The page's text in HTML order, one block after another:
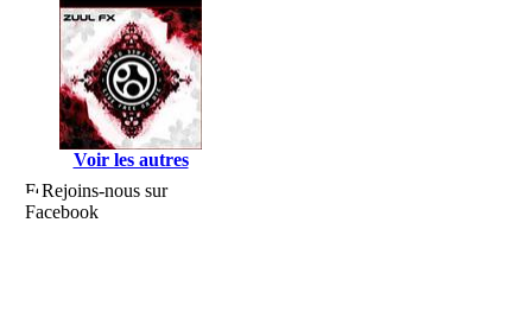
Voir les autres
Rejoins-nous sur
Facebook